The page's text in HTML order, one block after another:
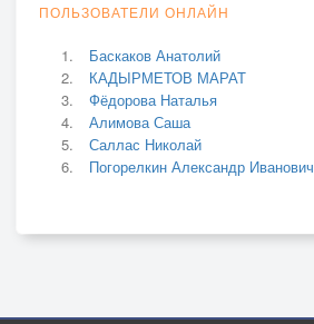
ПОЛЬЗОВАТЕЛИ ОНЛАЙН
Баскаков Анатолий
КАДЫРМЕТОВ МАРАТ
Фёдорова Наталья
Алимова Саша
Саллас Николай
Погорелкин Александр Иванович